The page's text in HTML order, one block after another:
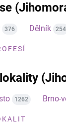
376 Dělník 254
1262 Brno-